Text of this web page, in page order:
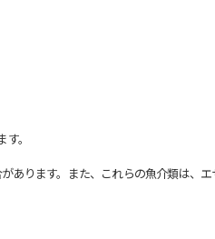
。
ります。また、これらの魚介類は、エ